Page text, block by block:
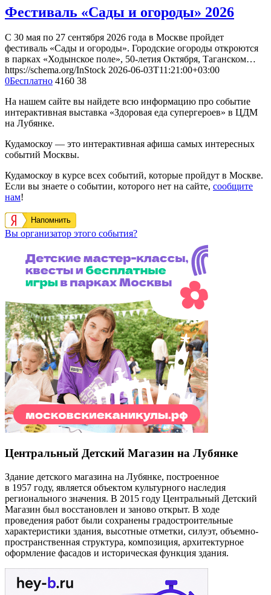
Фестиваль «Сады и огороды» 2026
С 30 мая по 27 сентября 2026 года в Москве пройдет
фестиваль «Сады и огороды». Городские огороды откроются
в парках «Ходынское поле», 50-летия Октября, Таганском…
https://schema.org/InStock 2026-06-03T11:21:00+03:00
0Бесплатно 4160 38
На нашем сайте вы найдете всю информацию про событие
интерактивная выставка «Здоровая еда супергероев» в ЦДМ
на Лубянке.
Кудамоскоу — это интерактивная афиша самых интересных
событий Москвы.
Кудамоскоу в курсе всех событий, которые пройдут в Москве.
Если вы знаете о событии, которого нет на сайте, сообщите
нам!
Напомнить
Вы организатор этого события?
Центральный Детский Магазин на Лубянке
Здание детского магазина на Лубянке, построенное
в 1957 году, является объектом культурного наследия
регионального значения. В 2015 году Центральный Детский
Магазин был восстановлен и заново открыт. В ходе
проведения работ были сохранены градостроительные
характеристики здания, высотные отметки, силуэт, объемно-
пространственная структура, композиция, архитектурное
оформление фасадов и историческая функция здания.